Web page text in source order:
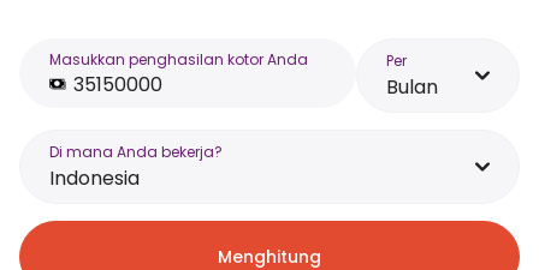
Masukkan penghasilan kotor Anda Per
Bulan
Di mana Anda bekerja?
Indonesia
Menghitung